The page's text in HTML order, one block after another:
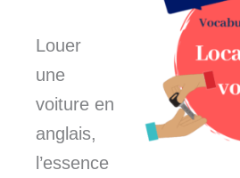
Louer
une
voiture en
anglais,
l’essence